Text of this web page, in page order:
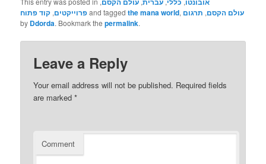
פרוייקטים, קוד פתוח and taggedthe mana world, עולם הקסם, תרגום
by Ddorda. Bookmark thepermalink.
Leave a Reply
Your email address will not be published. Required fields
are marked*
Comment